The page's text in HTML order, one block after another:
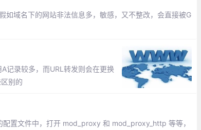
域名下的网站非法信息多，敏感，又不整改，会直接被G
记录较多，而URL转发则会在更换
别的
置文件中，打开 mod_proxy 和 mod_proxy_http 等等，